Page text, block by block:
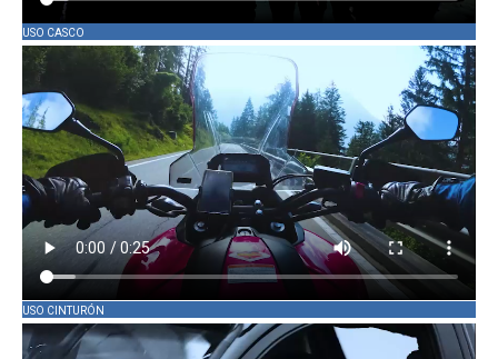
USO CASCO
USO CINTURÓN